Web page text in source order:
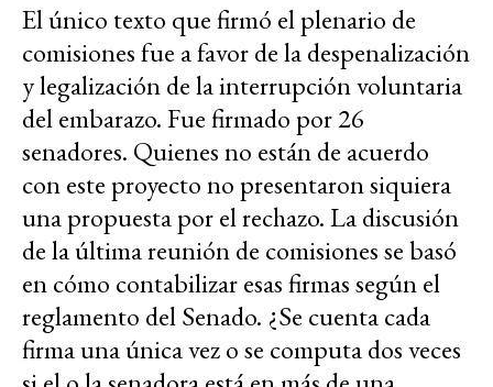
El único texto que firmó el plenario de
comisiones fue a favor de la despenalización
y legalización de la interrupción voluntaria
del embarazo. Fue firmado por 26
senadores. Quienes no están de acuerdo
con este proyecto no presentaron siquiera
una propuesta por el rechazo. La discusión
de la última reunión de comisiones se basó
en cómo contabilizar esas firmas según el
reglamento del Senado. ¿Se cuenta cada
firma una única vez o se computa dos veces